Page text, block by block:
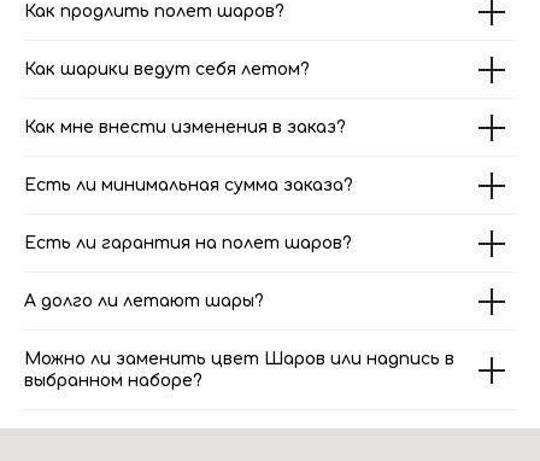
Как продлить полет шаров?
Как шарики ведут себя летом?
Как мне внести изменения в заказ?
Есть ли минимальная сумма заказа?
Есть ли гарантия на полет шаров?
А долго ли летают шары?
Можно ли заменить цвет Шаров или надпись в
выбранном наборе?